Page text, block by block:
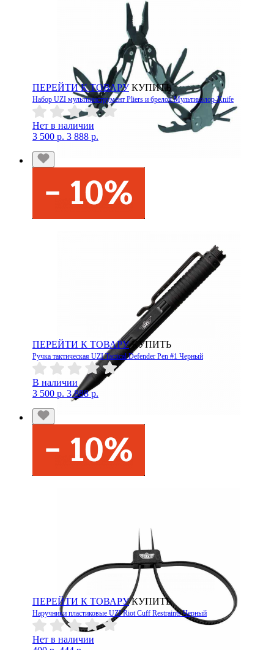
ПЕРЕЙТИ К ТОВАРУ КУПИТЬ
Набор UZI мультиинструмент Pliers и брелок Мультиколор-Knife
Нет в наличии
3 500 р. 3 888 р.
ПЕРЕЙТИ К ТОВАРУ КУПИТЬ
Ручка тактическая UZI Tactical Defender Pen #1 Черный
В наличии
3 500 р. 3 888 р.
ПЕРЕЙТИ К ТОВАРУ КУПИТЬ
Наручники пластиковые UZI Riot Cuff Restraints Черный
Нет в наличии